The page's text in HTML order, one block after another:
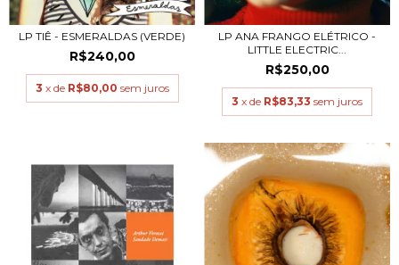
LP TIÊ - ESMERALDAS (VERDE)
R$240,00
3 x de R$80,00 sem juros
LP ANA FRANGO ELÉTRICO -
LITTLE ELECTRIC...
R$250,00
3 x de R$83,33 sem juros